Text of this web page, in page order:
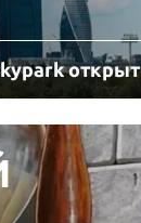
открыт